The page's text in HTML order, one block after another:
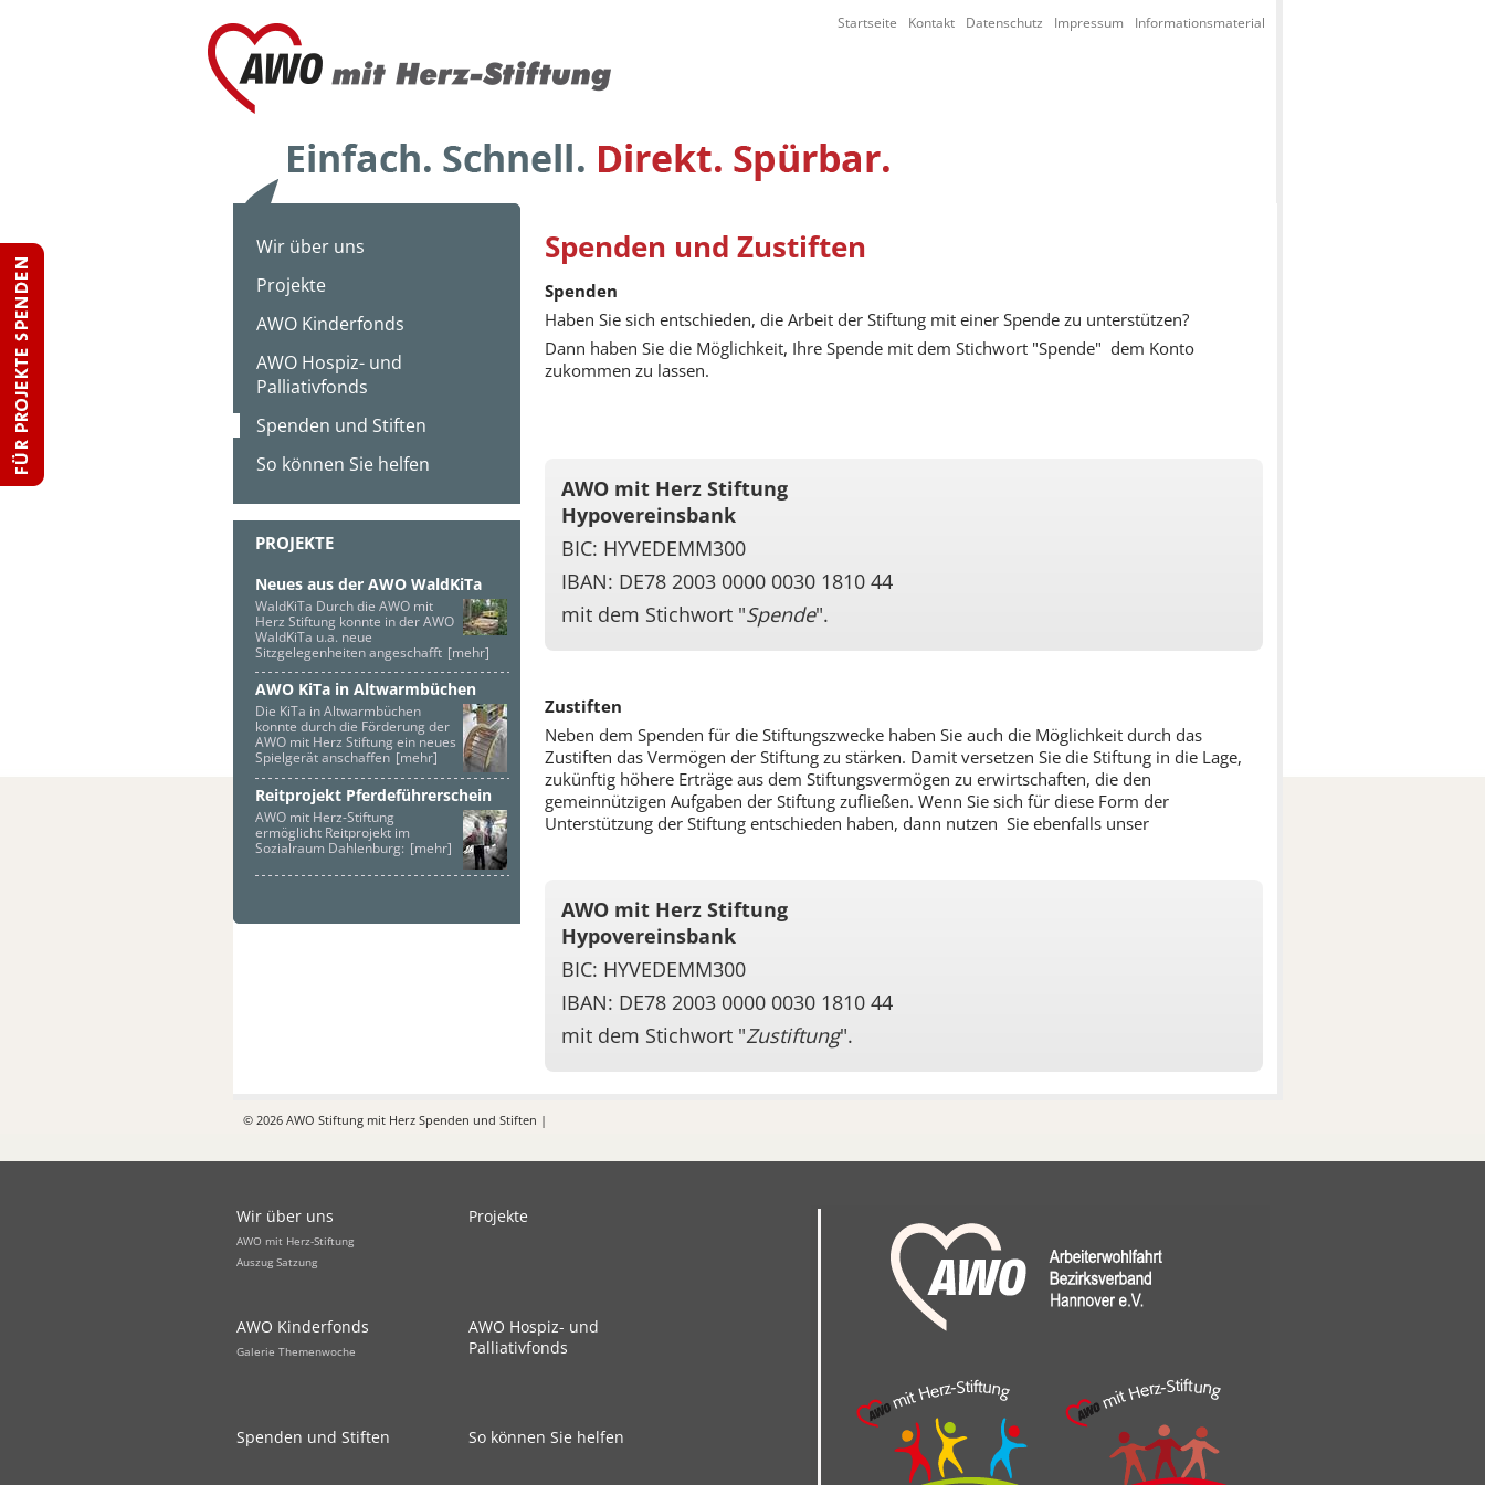
Startseite Kontakt Datenschutz Impressum Informationsmaterial
Wir über uns
Projekte
AWO Kinderfonds
AWO Hospiz- und
Palliativfonds
Spenden und Stiften
So können Sie helfen
PROJEKTE
Neues aus der AWO WaldKiTa
WaldKiTa Durch die AWO mit
Herz Stiftung konnte in der AWO
WaldKiTa u.a. neue
Sitzgelegenheiten angeschafft [mehr]
AWO KiTa in Altwarmbüchen
Die KiTa in Altwarmbüchen
konnte durch die Förderung der
AWO mit Herz Stiftung ein neues
Spielgerät anschaffen [mehr]
Reitprojekt Pferdeführerschein
AWO mit Herz-Stiftung
ermöglicht Reitprojekt im
Sozialraum Dahlenburg: [mehr]
Spenden und Zustiften
Spenden
Haben Sie sich entschieden, die Arbeit der Stiftung mit einer Spende zu unterstützen?
Dann haben Sie die Möglichkeit, Ihre Spende mit dem Stichwort "Spende" dem Konto
zukommen zu lassen.
AWO mit Herz Stiftung
Hypovereinsbank
BIC: HYVEDEMM300
IBAN: DE78 2003 0000 0030 1810 44
mit dem Stichwort "Spende".
Zustiften
Neben dem Spenden für die Stiftungszwecke haben Sie auch die Möglichkeit durch das
Zustiften das Vermögen der Stiftung zu stärken. Damit versetzen Sie die Stiftung in die Lage,
zukünftig höhere Erträge aus dem Stiftungsvermögen zu erwirtschaften, die den
gemeinnützigen Aufgaben der Stiftung zufließen. Wenn Sie sich für diese Form der
Unterstützung der Stiftung entschieden haben, dann nutzen Sie ebenfalls unser
AWO mit Herz Stiftung
Hypovereinsbank
BIC: HYVEDEMM300
IBAN: DE78 2003 0000 0030 1810 44
mit dem Stichwort "Zustiftung".
© 2026 AWO Stiftung mit Herz Spenden und Stiften |
Wir über uns
AWO mit Herz-Stiftung
Auszug Satzung
Projekte
AWO Kinderfonds
Galerie Themenwoche
AWO Hospiz- und
Palliativfonds
Spenden und Stiften So können Sie helfen